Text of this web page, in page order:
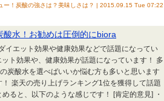
ー！炭酸の強さは？美味しさは？ | 2015.09.15 Tue 07:22
酸水！お勧めは圧倒的にbiora
イエット効果や健康効果などで話題になってい
ト効果や、健康効果が話題になっています！ 多
炭酸水を選べばいいか悩む方も多いと思います
楽天の売り上げランキング1位を獲得して話題
ると、以下のような感じです！ [肯定的意見] ・